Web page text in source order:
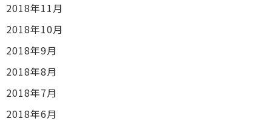
2018年11月
2018年10月
2018年9月
2018年8月
2018年7月
2018年6月